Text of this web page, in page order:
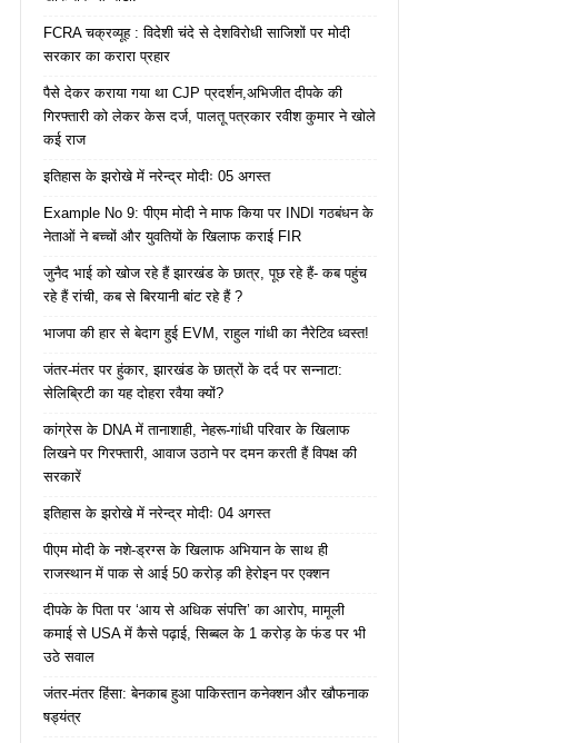
FCRA चक्रव्यूह : विदेशी चंदे से देशविरोधी साजिशों पर मोदी
सरकार का करारा प्रहार
पैसे देकर कराया गया था CJP प्रदर्शन,अभिजीत दीपके की
गिरफ्तारी को लेकर केस दर्ज, पालतू पत्रकार रवीश कुमार ने खोले
कई राज
इतिहास के झरोखे में नरेन्द्र मोदीः 05 अगस्त
Example No 9: पीएम मोदी ने माफ किया पर INDI गठबंधन के
नेताओं ने बच्चों और युवतियों के खिलाफ कराई FIR
जुनैद भाई को खोज रहे हैं झारखंड के छात्र, पूछ रहे हैं- कब पहुंच
रहे हैं रांची, कब से बिरयानी बांट रहे हैं ?
भाजपा की हार से बेदाग हुई EVM, राहुल गांधी का नैरेटिव ध्वस्त!
जंतर-मंतर पर हुंकार, झारखंड के छात्रों के दर्द पर सन्नाटा:
सेलिब्रिटी का यह दोहरा रवैया क्यों?
कांग्रेस के DNA में तानाशाही, नेहरू-गांधी परिवार के खिलाफ
लिखने पर गिरफ्तारी, आवाज उठाने पर दमन करती हैं विपक्ष की
सरकारें
इतिहास के झरोखे में नरेन्द्र मोदीः 04 अगस्त
पीएम मोदी के नशे-ड्रग्स के खिलाफ अभियान के साथ ही
राजस्थान में पाक से आई 50 करोड़ की हेरोइन पर एक्शन
दीपके के पिता पर ‘आय से अधिक संपत्ति’ का आरोप, मामूली
कमाई से USA में कैसे पढ़ाई, सिब्बल के 1 करोड़ के फंड पर भी
उठे सवाल
जंतर-मंतर हिंसा: बेनकाब हुआ पाकिस्तान कनेक्शन और खौफनाक
षड्यंत्र